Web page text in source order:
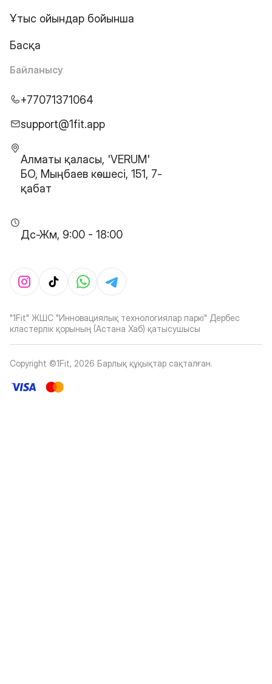
Ұтыс ойындар бойынша
Басқа
Байланысу
+77071371064
support@1fit.app
Алматы қаласы, 'VERUM'
БО, Мыңбаев көшесі, 151, 7-
қабат
Дс-Жм, 9:00 - 18:00
"1Fit" ЖШС "Инновациялық технологиялар паркі" Дербес
кластерлік қорының (Астана Хаб) қатысушысы
Copyright ©1Fit, 2026 Барлық құқықтар сақталған.